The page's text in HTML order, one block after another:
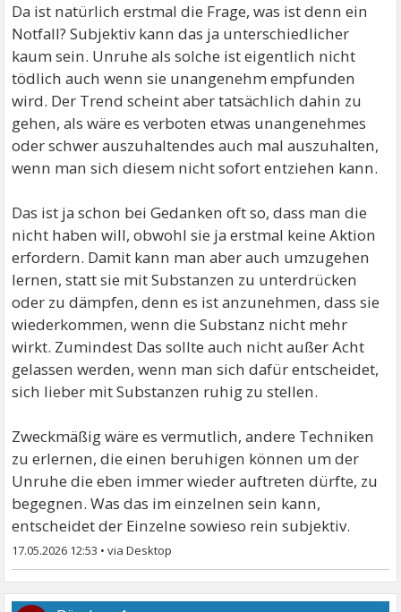
Da ist natürlich erstmal die Frage, was ist denn ein
Notfall? Subjektiv kann das ja unterschiedlicher
kaum sein. Unruhe als solche ist eigentlich nicht
tödlich auch wenn sie unangenehm empfunden
wird. Der Trend scheint aber tatsächlich dahin zu
gehen, als wäre es verboten etwas unangenehmes
oder schwer auszuhaltendes auch mal auszuhalten,
wenn man sich diesem nicht sofort entziehen kann.
Das ist ja schon bei Gedanken oft so, dass man die
nicht haben will, obwohl sie ja erstmal keine Aktion
erfordern. Damit kann man aber auch umzugehen
lernen, statt sie mit Substanzen zu unterdrücken
oder zu dämpfen, denn es ist anzunehmen, dass sie
wiederkommen, wenn die Substanz nicht mehr
wirkt. Zumindest Das sollte auch nicht außer Acht
gelassen werden, wenn man sich dafür entscheidet,
sich lieber mit Substanzen ruhig zu stellen.
Zweckmäßig wäre es vermutlich, andere Techniken
zu erlernen, die einen beruhigen können um der
Unruhe die eben immer wieder auftreten dürfte, zu
begegnen. Was das im einzelnen sein kann,
entscheidet der Einzelne sowieso rein subjektiv.
17.05.2026 12:53 •